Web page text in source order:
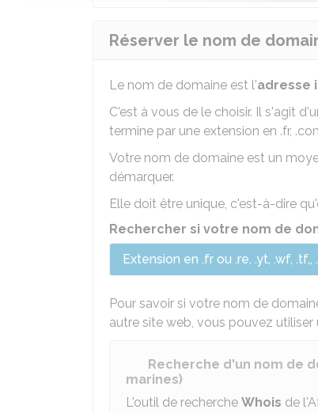
Réserver le nom de
Le nom de domaine est l'adresse
C'est à vous de le choisir. Il s'agit
termine par une extension en .fr,
Votre nom de domaine est un
démarquer.
Elle doit être unique, c'est-à-dire
Rechercher si votre nom de
Extension en .fr ou .re, .yt, .wf, .tf,,
Pour savoir si votre nom de
autre site web, vous pouvez utiliser
Recherche d'un nom de
marines)
L'outil de recherche Whois de